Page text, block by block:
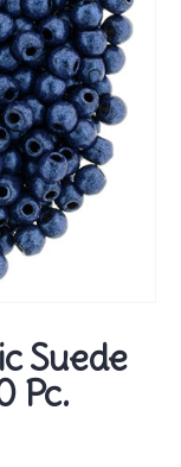
Suede
Pc.